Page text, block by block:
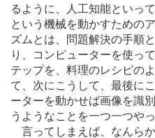
るように、人工知能といっ
という機械を動かすための
ズムとは、問題解決の手順
り、コンピューターを使っ
テップを、料理のレシピの
て、次にこうして、最後に
ーターを動かせば画像を識
うようなことを一つ一つや
言ってしまえば、なんら